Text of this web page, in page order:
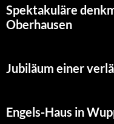
Spektakuläre
Oberhausen
Jubiläum einer
Engels-Haus in